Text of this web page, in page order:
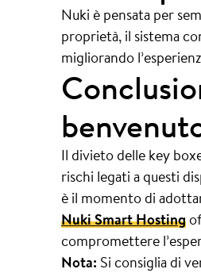
Nuki è pensata per
proprietà, il sistema
migliorando
Il divieto delle key
rischi legati a questi
è il momento di
Nuki Smart Hosting
compromettere
Nota: Si consiglia di